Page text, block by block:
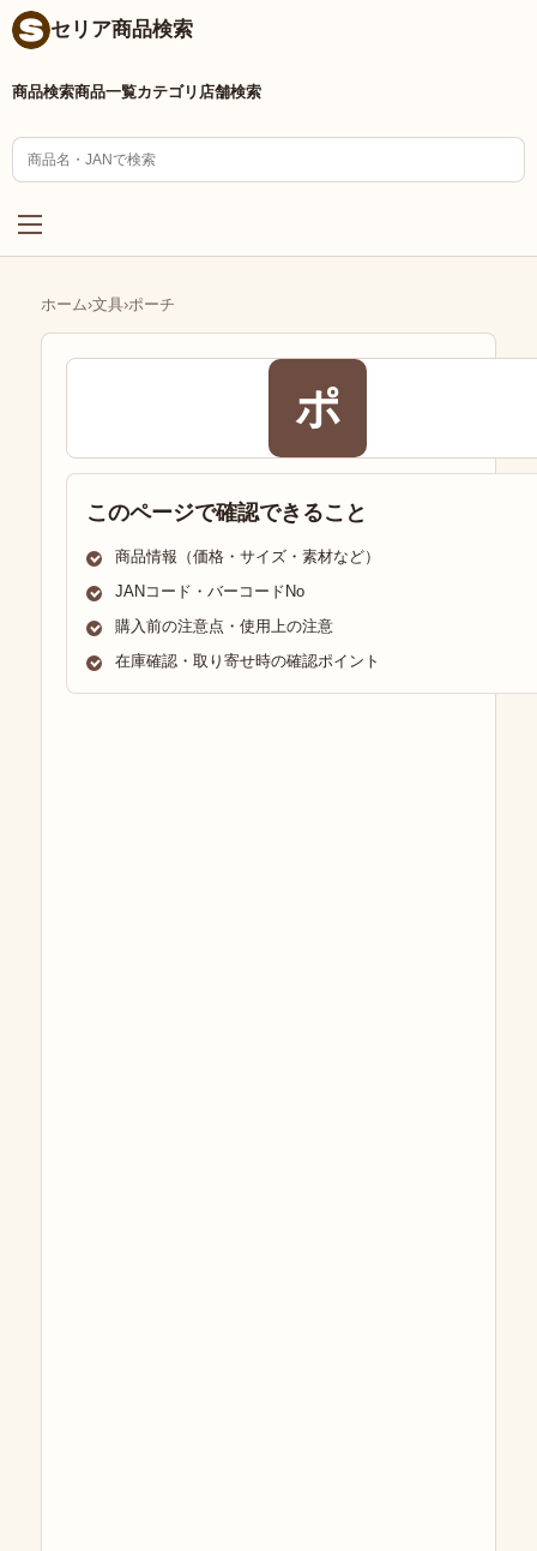
セリア商品検索
商品検索商品一覧カテゴリ 店舗検索
ホーム›文具›ポーチ
ポ
このページで確認できること
商品情報（価格・サイズ・素材など）
JANコード・バーコードNo
購入前の注意点・使用上の注意
在庫確認・取り寄せ時の確認ポイント